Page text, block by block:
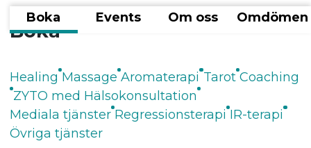
Boka Events Om oss Omdömen
Boka
Healing Massage Aromaterapi Tarot Coaching
ZYTO med Hälsokonsultation
Mediala tjänster Regressionsterapi IR-terapi
Övriga tjänster